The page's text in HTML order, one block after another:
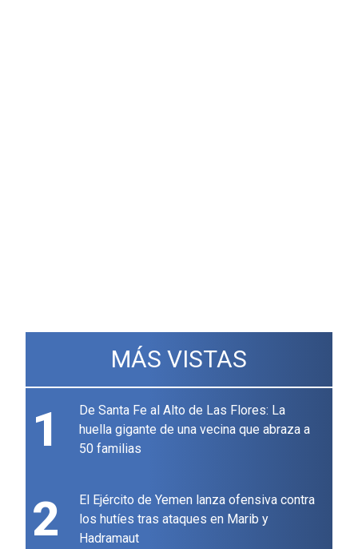
MÁS VISTAS
1
De Santa Fe al Alto de Las Flores: La
huella gigante de una vecina que abraza a
50 familias
2
El Ejército de Yemen lanza ofensiva contra
los hutíes tras ataques en Marib y
Hadramaut